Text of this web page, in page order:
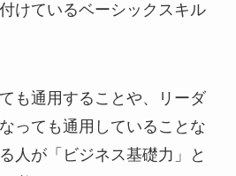
けているベーシックスキル
も通用することや、リーダ
っても通用していることな
人が「ビジネス基礎力」と